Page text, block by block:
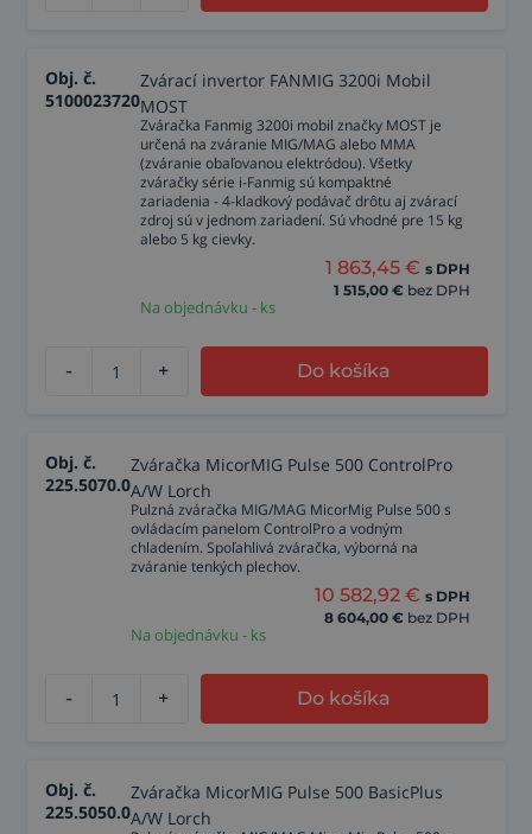
Obj. č.
5100023720
Zvárací invertor FANMIG 3200i Mobil
MOST
Zváračka Fanmig 3200i mobil značky MOST je
určená na zváranie MIG/MAG alebo MMA
(zváranie obaľovanou elektródou). Všetky
zváračky série i-Fanmig sú kompaktné
zariadenia - 4-kladkový podávač drôtu aj zvárací
zdroj sú v jednom zariadení. Sú vhodné pre 15 kg
alebo 5 kg cievky.
1 863,45 € s DPH
1 515,00 € bez DPH
Na objednávku - ks
- + Do košíka
Obj. č.
225.5070.0
Zváračka MicorMIG Pulse 500 ControlPro
A/W Lorch
Pulzná zváračka MIG/MAG MicorMig Pulse 500 s
ovládacím panelom ControlPro a vodným
chladením. Spoľahlivá zváračka, výborná na
zváranie tenkých plechov.
10 582,92 € s DPH
8 604,00 € bez DPH
Na objednávku - ks
- + Do košíka
Obj. č.
225.5050.0
Zváračka MicorMIG Pulse 500 BasicPlus
A/W Lorch